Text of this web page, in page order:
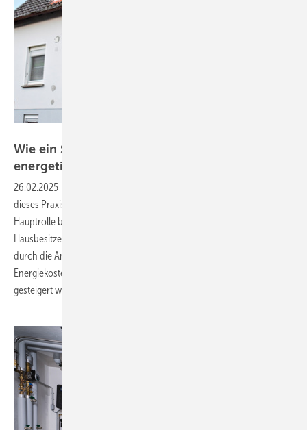
Wie ein SHKler sein Ein­familien­haus
energetisch
26.02.2025 -
dieses ­Praxisbeispiel zeigt: Eine moderne Heizungspumpe spielt die ­
Hauptrolle bei Energie­einsparungen und Nachhaltigkeit für einen
Hausbesitzer, der selbst ein SHK-Unternehmen leitet. So konnten
durch die Anlage mit optimierter Heizungspumpe nicht nur
Energiekosten gesenkt, sondern auch der Wert des Eigenheims
gesteigertwerden.